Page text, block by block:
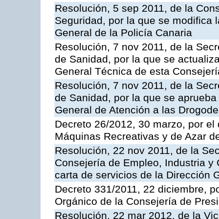
Resolución, 5 sep 2011, de la
Seguridad, por la que se modifica
General de la Policía Canaria
Resolución, 7 nov 2011, de la
de Sanidad, por la que se
General Técnica de esta
Resolución, 7 nov 2011, de la
de Sanidad, por la que se
General de Atención a las
Decreto 26/2012, 30 marzo, por
Máquinas Recreativas y de Azar
Resolución, 22 nov 2011, de la
Consejería de Empleo, Industria
carta de servicios de la Dirección
Decreto 331/2011, 22 diciembre,
Orgánico de la Consejería de
Resolución, 22 mar 2012, de la